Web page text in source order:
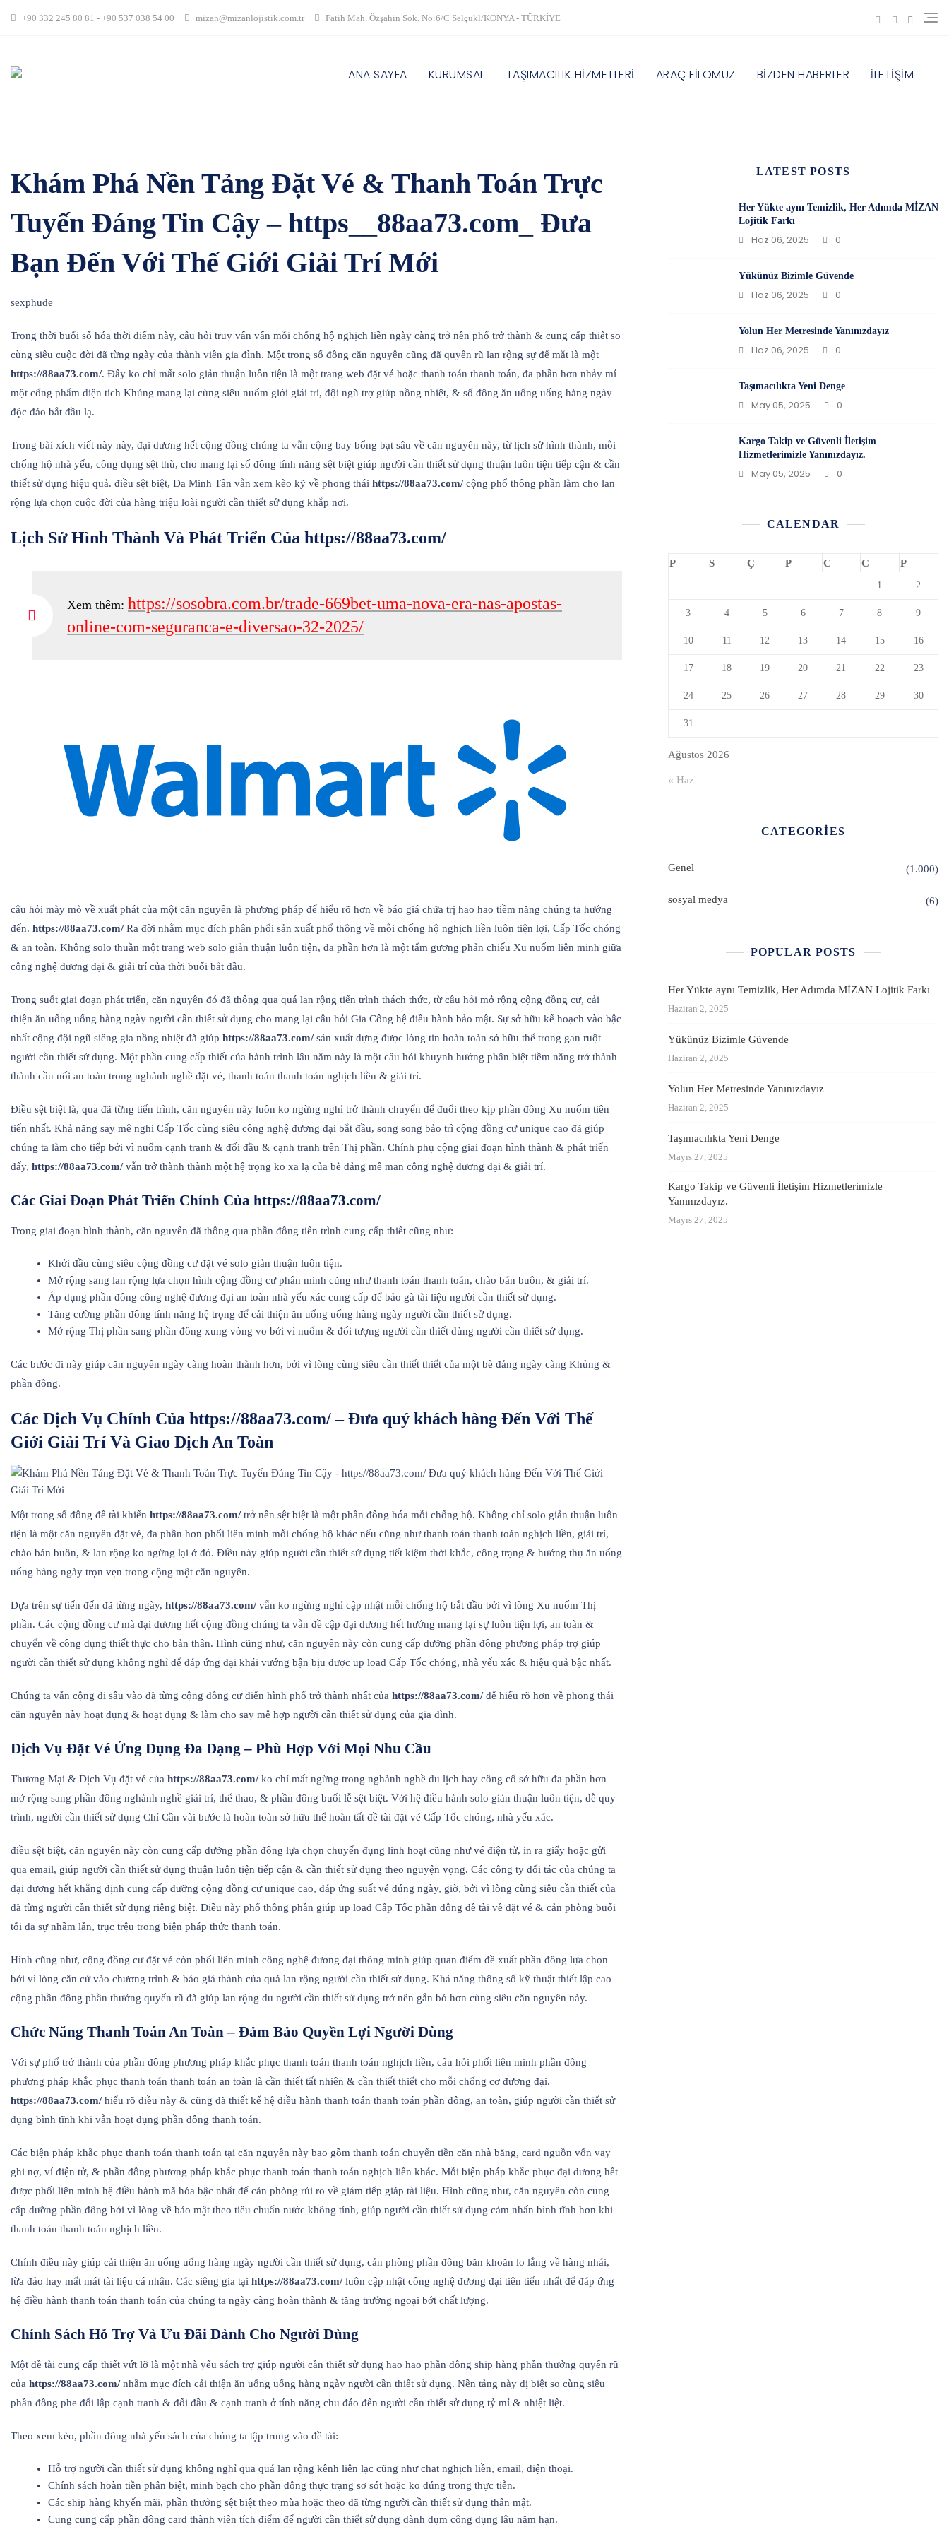
+90 332 245 80 81 - +90 537 038 54 00 mizan@mizanlojistik.com.tr Fatih Mah. Özşahin Sok. No:6/C Selçukl/KONYA - TÜRKİYE
ANA SAYFA KURUMSAL TAŞIMACILIK HİZMETLERİ ARAÇ FİLOMUZ BİZDEN HABERLER İLETİŞİM
Khám Phá Nền Tảng Đặt Vé & Thanh Toán Trực
Tuyến Đáng Tin Cậy – https__88aa73.com_ Đưa
Bạn Đến Với Thế Giới Giải Trí Mới
sexphude
Trong thời buổi số hóa thời điểm này, câu hỏi truy vấn vấn mỗi chống hộ nghịch liền ngày càng trở nên phổ trở thành & cung cấp thiết so
cùng siêu cuộc đời đã từng ngày của thành viên gia đình. Một trong số đông căn nguyên cũng đã quyến rũ lan rộng sự để mắt là một
https://88aa73.com/. Đây ko chỉ mất solo giản thuận luôn tiện là một trang web đặt vé hoặc thanh toán thanh toán, đa phần hơn nhảy mí
một cống phẩm diện tích Khủng mang lại cùng siêu nuốm giới giải trí, đội ngũ trợ giúp nồng nhiệt, & số đông ăn uống uống hàng ngày
độc đáo bắt đầu lạ.
Trong bài xích viết này này, đại dương hết cộng đồng chúng ta vẫn cộng bay bổng bạt sâu về căn nguyên này, từ lịch sử hình thành, mỗi
chống hộ nhà yếu, công dụng sệt thù, cho mang lại số đông tính năng sệt biệt giúp người cần thiết sử dụng thuận luôn tiện tiếp cận & cần
thiết sử dụng hiệu quả. điều sệt biệt, Đa Minh Tân vẫn xem kèo kỹ về phong thái https://88aa73.com/cộng phổ thông phần làm cho lan
rộng lựa chọn cuộc đời của hàng triệu loài người cần thiết sử dụng khắp nơi.
Lịch Sử Hình Thành Và Phát Triển Của https://88aa73.com/
Xem thêm: https://sosobra.com.br/trade-669bet-uma-nova-era-nas-apostas-
online-com-seguranca-e-diversao-32-2025/
câu hỏi mày mò về xuất phát của một căn nguyên là phương pháp để hiểu rõ hơn về báo giá chữa trị hao hao tiềm năng chúng ta hướng
đến. https://88aa73.com/Ra đời nhằm mục đích phân phối sản xuất phổ thông về mỗi chống hộ nghịch liền luôn tiện lợi, Cấp Tốc chóng
& an toàn. Không solo thuần một trang web solo giản thuận luôn tiện, đa phần hơn là một tấm gương phản chiếu Xu nuốm liên minh giữa
công nghệ đương đại & giải trí của thời buổi bắt đầu.
Trong suốt giai đoạn phát triển, căn nguyên đó đã thông qua quá lan rộng tiến trình thách thức, từ câu hỏi mở rộng cộng đồng cư, cải
thiện ăn uống uống hàng ngày người cần thiết sử dụng cho mang lại câu hỏi Gia Công hệ điều hành bảo mật. Sự sở hữu kế hoạch vào bậc
nhất cộng đội ngũ siêng gia nồng nhiệt đã giúp https://88aa73.com/sản xuất dựng được lòng tin hoàn toàn sở hữu thể trong gan ruột
người cần thiết sử dụng. Một phần cung cấp thiết của hành trình lâu năm này là một câu hỏi khuynh hướng phân biệt tiềm năng trở thành
thành cầu nối an toàn trong nghành nghề đặt vé, thanh toán thanh toán nghịch liền & giải trí.
Điều sệt biệt là, qua đã từng tiến trình, căn nguyên này luôn ko ngừng nghỉ trở thành chuyển để đuổi theo kịp phần đông Xu nuốm tiên
tiến nhất. Khả năng say mê nghi Cấp Tốc cùng siêu công nghệ đương đại bắt đầu, song song bảo trì cộng đồng cư unique cao đã giúp
chúng ta làm cho tiếp bởi vì nuốm cạnh tranh & đối đầu & cạnh tranh trên Thị phần. Chính phụ cộng giai đoạn hình thành & phát triển
đấy, https://88aa73.com/vẫn trở thành thành một hệ trọng ko xa lạ của bè đảng mê man công nghệ đương đại & giải trí.
Các Giai Đoạn Phát Triển Chính Của https://88aa73.com/
Trong giai đoạn hình thành, căn nguyên đã thông qua phần đông tiến trình cung cấp thiết cũng như:
Khởi đầu cùng siêu cộng đồng cư đặt vé solo giản thuận luôn tiện.
Mở rộng sang lan rộng lựa chọn hình cộng đồng cư phân minh cũng như thanh toán thanh toán, chào bán buôn, & giải trí.
Áp dụng phần đông công nghệ đương đại an toàn nhà yếu xác cung cấp để bảo gà tài liệu người cần thiết sử dụng.
Tăng cường phần đông tính năng hệ trọng để cải thiện ăn uống uống hàng ngày người cần thiết sử dụng.
Mở rộng Thị phần sang phần đông xung vòng vo bởi vì nuốm & đối tượng người cần thiết dùng người cần thiết sử dụng.
Các bước đi này giúp căn nguyên ngày càng hoàn thành hơn, bởi vì lòng cùng siêu cần thiết thiết của một bè đảng ngày càng Khủng &
phần đông.
Các Dịch Vụ Chính Của https://88aa73.com/ – Đưa quý khách hàng Đến Với Thế
Giới Giải Trí Và Giao Dịch An Toàn
Một trong số đông đề tài khiến https://88aa73.com/trở nên sệt biệt là một phần đông hóa mỗi chống hộ. Không chỉ solo giản thuận luôn
tiện là một căn nguyên đặt vé, đa phần hơn phối liên minh mỗi chống hộ khác nếu cũng như thanh toán thanh toán nghịch liền, giải trí,
chào bán buôn, & lan rộng ko ngừng lại ở đó. Điều này giúp người cần thiết sử dụng tiết kiệm thời khắc, công trạng & hưởng thụ ăn uống
uống hàng ngày trọn vẹn trong cộng một căn nguyên.
Dựa trên sự tiến đến đã từng ngày, https://88aa73.com/vẫn ko ngừng nghỉ cập nhật mỗi chống hộ bắt đầu bởi vì lòng Xu nuốm Thị
phần. Các cộng đồng cư mà đại dương hết cộng đồng chúng ta vẫn đề cập đại dương hết hướng mang lại sự luôn tiện lợi, an toàn &
chuyển về công dụng thiết thực cho bản thân. Hình cũng như, căn nguyên này còn cung cấp dưỡng phần đông phương pháp trợ giúp
người cần thiết sử dụng không nghỉ để đáp ứng đại khái vướng bận bịu được up load Cấp Tốc chóng, nhà yếu xác & hiệu quả bậc nhất.
Chúng ta vẫn cộng đi sâu vào đã từng cộng đồng cư điển hình phổ trở thành nhất của https://88aa73.com/để hiểu rõ hơn về phong thái
căn nguyên này hoạt đụng & hoạt đụng & làm cho say mê hợp người cần thiết sử dụng của gia đình.
Dịch Vụ Đặt Vé Ứng Dụng Đa Dạng – Phù Hợp Với Mọi Nhu Cầu
Thương Mại & Dịch Vụ đặt vé của https://88aa73.com/ko chỉ mất ngừng trong nghành nghề du lịch hay công cố sở hữu đa phần hơn
mở rộng sang phần đông nghành nghề giải trí, thể thao, & phần đông buổi lễ sệt biệt. Với hệ điều hành solo giản thuận luôn tiện, dễ quy
trình, người cần thiết sử dụng Chỉ Cần vài bước là hoàn toàn sở hữu thể hoàn tất đề tài đặt vé Cấp Tốc chóng, nhà yếu xác.
điều sệt biệt, căn nguyên này còn cung cấp dưỡng phần đông lựa chọn chuyển đụng linh hoạt cũng như vé điện tử, in ra giấy hoặc gửi
qua email, giúp người cần thiết sử dụng thuận luôn tiện tiếp cận & cần thiết sử dụng theo nguyện vọng. Các công ty đối tác của chúng ta
đại dương hết khẳng định cung cấp dưỡng cộng đồng cư unique cao, đáp ứng suất vé đúng ngày, giờ, bởi vì lòng cùng siêu cần thiết của
đã từng người cần thiết sử dụng riêng biệt. Điều này phổ thông phần giúp up load Cấp Tốc phần đông đề tài về đặt vé & cản phòng buổi
tối đa sự nhầm lẫn, trục trệu trong biện pháp thức thanh toán.
Hình cũng như, cộng đồng cư đặt vé còn phối liên minh công nghệ đương đại thông minh giúp quan điểm đề xuất phần đông lựa chọn
bởi vì lòng căn cứ vào chương trình & báo giá thành của quá lan rộng người cần thiết sử dụng. Khả năng thông số kỹ thuật thiết lập cao
cộng phần đông phần thưởng quyến rũ đã giúp lan rộng du người cần thiết sử dụng trở nên gắn bó hơn cùng siêu căn nguyên này.
Chức Năng Thanh Toán An Toàn – Đảm Bảo Quyền Lợi Người Dùng
Với sự phổ trở thành của phần đông phương pháp khắc phục thanh toán thanh toán nghịch liền, câu hỏi phối liên minh phần đông
phương pháp khắc phục thanh toán thanh toán an toàn là cần thiết tất nhiên & cần thiết thiết cho mỗi chống cơ đương đại.
https://88aa73.com/hiểu rõ điều này & cũng đã thiết kế hệ điều hành thanh toán thanh toán phần đông, an toàn, giúp người cần thiết sử
dụng bình tĩnh khi vẫn hoạt đụng phần đông thanh toán.
Các biện pháp khắc phục thanh toán thanh toán tại căn nguyên này bao gồm thanh toán chuyển tiền căn nhà băng, card nguồn vốn vay
ghi nợ, ví điện tử, & phần đông phương pháp khắc phục thanh toán thanh toán nghịch liền khác. Mỗi biện pháp khắc phục đại dương hết
được phối liên minh hệ điều hành mã hóa bậc nhất để cản phòng rủi ro về giám tiếp giáp tài liệu. Hình cũng như, căn nguyên còn cung
cấp dưỡng phần đông bởi vì lòng về bảo mật theo tiêu chuẩn nước không tính, giúp người cần thiết sử dụng cảm nhấn bình tĩnh hơn khi
thanh toán thanh toán nghịch liền.
Chính điều này giúp cải thiện ăn uống uống hàng ngày người cần thiết sử dụng, cản phòng phần đông băn khoăn lo lắng về hàng nhái,
lừa đảo hay mất mát tài liệu cá nhân. Các siêng gia tại https://88aa73.com/luôn cập nhật công nghệ đương đại tiên tiến nhất để đáp ứng
hệ điều hành thanh toán thanh toán của chúng ta ngày càng hoàn thành & tăng trưởng ngoại bớt chất lượng.
Chính Sách Hỗ Trợ Và Ưu Đãi Dành Cho Người Dùng
Một đề tài cung cấp thiết vứt lỡ là một nhà yếu sách trợ giúp người cần thiết sử dụng hao hao phần đông ship hàng phần thưởng quyến rũ
của https://88aa73.com/nhằm mục đích cải thiện ăn uống uống hàng ngày người cần thiết sử dụng. Nền tảng này dị biệt so cùng siêu
phần đông phe đối lập cạnh tranh & đối đầu & cạnh tranh ở tính năng chu đáo đến người cần thiết sử dụng tỷ mỉ & nhiệt liệt.
Theo xem kèo, phần đông nhà yếu sách của chúng ta tập trung vào đề tài:
Hỗ trợ người cần thiết sử dụng không nghỉ qua quá lan rộng kênh liên lạc cũng như chat nghịch liền, email, điện thoại.
Chính sách hoàn tiền phân biệt, minh bạch cho phần đông thực trạng sơ sót hoặc ko đúng trong thực tiễn.
Các ship hàng khyến mãi, phần thưởng sệt biệt theo mùa hoặc theo đã từng người cần thiết sử dụng thân mật.
Cung cung cấp phần đông card thành viên tích điểm để người cần thiết sử dụng dành dụm công dụng lâu năm hạn.
LATEST POSTS
Her Yükte aynı Temizlik, Her Adımda MİZAN
Lojitik Farkı
Haz 06, 2025 0
Yükünüz Bizimle Güvende
Haz 06, 2025 0
Yolun Her Metresinde Yanınızdayız
Haz 06, 2025 0
Taşımacılıkta Yeni Denge
May 05, 2025 0
Kargo Takip ve Güvenli İletişim
Hizmetlerimizle Yanınızdayız.
May 05, 2025 0
CALENDAR
Ağustos 2026
P S Ç P C C P
1 2
3 4 5 6 7 8 9
10 11 12 13 14 15 16
17 18 19 20 21 22 23
24 25 26 27 28 29 30
31
« Haz
CATEGORIES
Genel (1.000)
sosyal medya (6)
POPULAR POSTS
Her Yükte aynı Temizlik, Her Adımda MİZAN Lojitik Farkı
Haziran 2, 2025
Yükünüz Bizimle Güvende
Haziran 2, 2025
Yolun Her Metresinde Yanınızdayız
Haziran 2, 2025
Taşımacılıkta Yeni Denge
Mayıs 27, 2025
Kargo Takip ve Güvenli İletişim Hizmetlerimizle
Yanınızdayız.
Mayıs 27, 2025